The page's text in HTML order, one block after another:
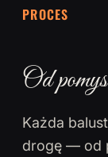
PROCES
Od
Każda
drogę — od